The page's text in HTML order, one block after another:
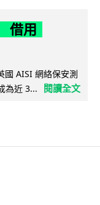
借用
AISI 網絡保安測
為近 3...
閱讀全文